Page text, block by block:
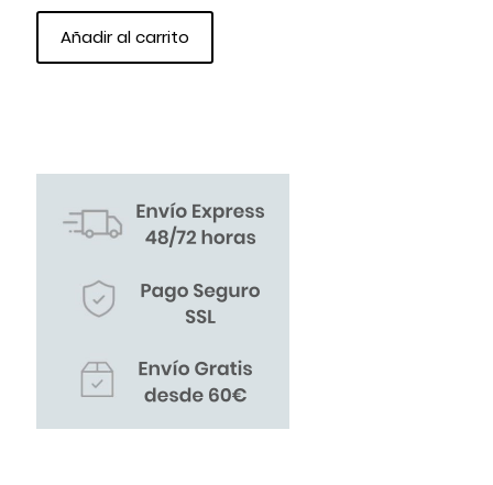
Añadir al carrito